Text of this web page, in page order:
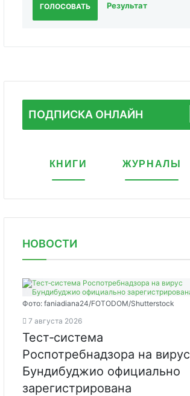
ГОЛОСОВАТЬ Результат
ПОДПИСКА ОНЛАЙН
КНИГИ ЖУРНАЛЫ
НОВОСТИ
Фото: faniadiana24/FOTODOM/Shutterstock
7 августа 2026
Тест‑система
Роспотребнадзора на вирус
Бундибуджио официально
зарегистрирована